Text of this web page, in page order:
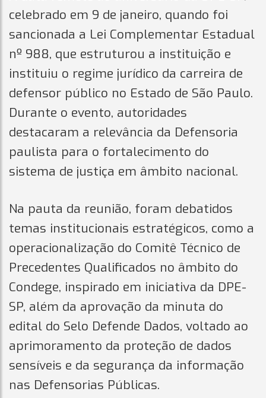
celebrado em 9 de janeiro, quando foi
sancionada a Lei Complementar Estadual
nº 988, que estruturou a instituição e
instituiu o regime jurídico da carreira de
defensor público no Estado de São Paulo.
Durante o evento, autoridades
destacaram a relevância da Defensoria
paulista para o fortalecimento do
sistema de justiça em âmbito nacional.
Na pauta da reunião, foram debatidos
temas institucionais estratégicos, como a
operacionalização do Comitê Técnico de
Precedentes Qualificados no âmbito do
Condege, inspirado em iniciativa da DPE-
SP, além da aprovação da minuta do
edital do Selo Defende Dados, voltado ao
aprimoramento da proteção de dados
sensíveis e da segurança da informação
nas Defensorias Públicas.